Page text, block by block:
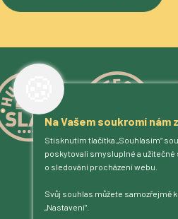
Na Vašem soukromí nám
Stisknutím tlačítka „Souhlasím“
poskytovali smysluplné a užitečné
o sledování procházení webu.
Svůj souhlas můžete samozřejmě
„Nastavení“.